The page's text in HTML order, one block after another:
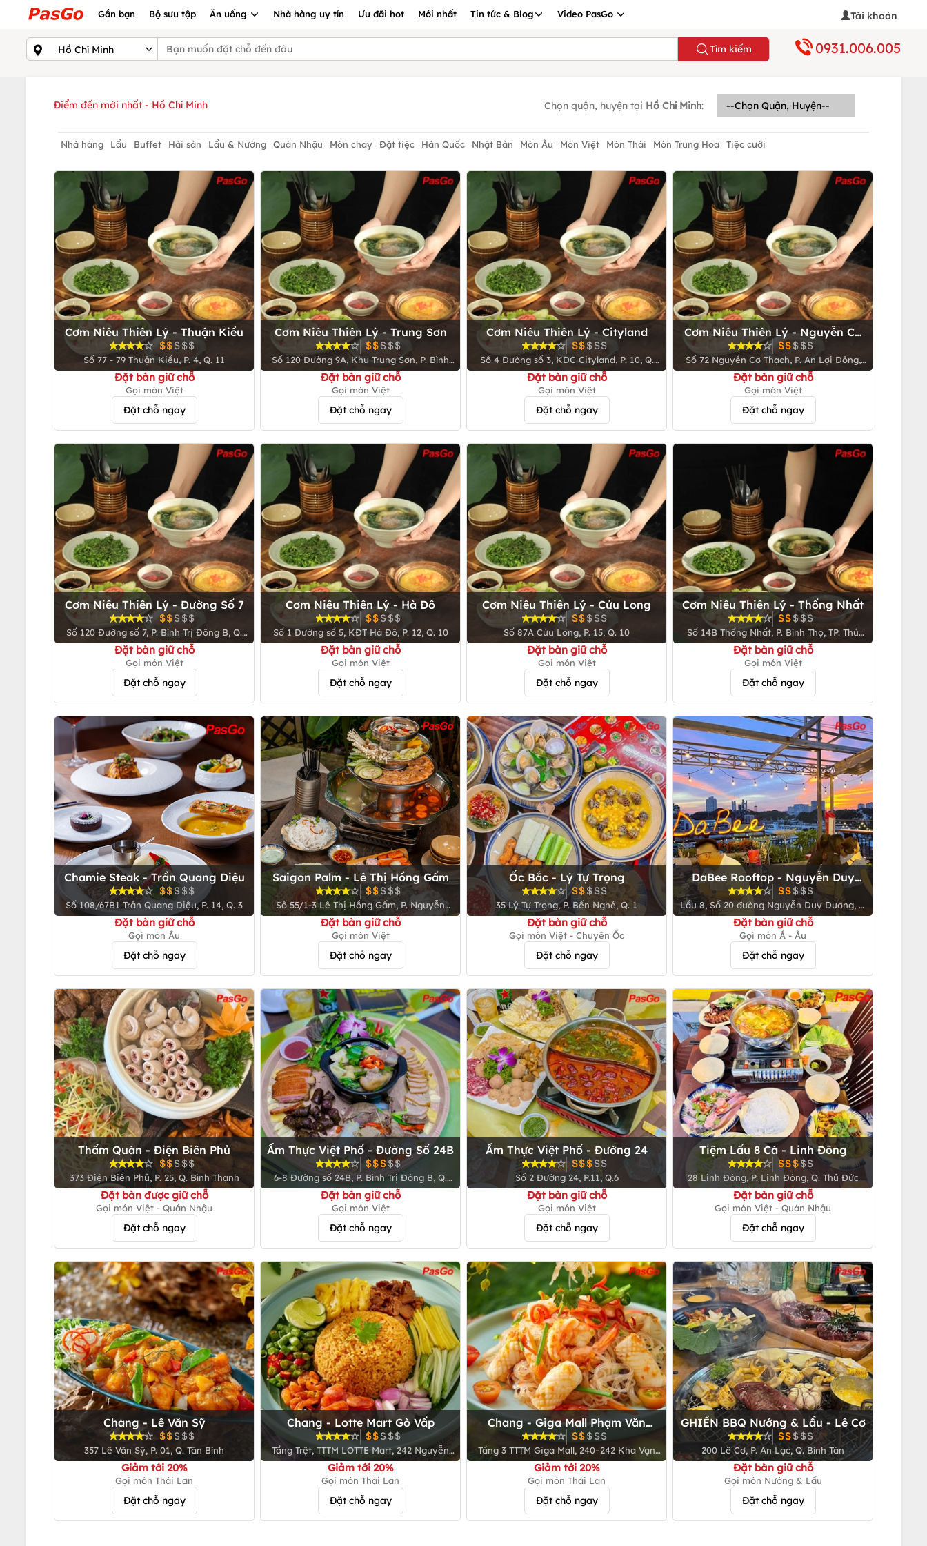
Gần bạn Bộ sưu tập Ăn uống Nhà hàng uy tín Ưu đãi hot Mới nhất Tin tức & Blog Video PasGo Tài khoản
Tìm kiếm 0931.006.005
Điểm đến mới nhất - Hồ Chí Minh Chọn quận, huyện tại Hồ Chí Minh:
Nhà hàng Lẩu Buffet Hải sản Lẩu & Nướng Quán Nhậu Món chay Đặt tiệc Hàn Quốc Nhật Bản Món Âu Món Việt Món Thái Món Trung Hoa Tiệc cưới
Cơm Niêu Thiên Lý - Thuận Kiều
Số 77 - 79 Thuận Kiều, P. 4, Q. 11
Đặt bàn giữ chỗ
Gọi món Việt
Đặt chỗ ngay
Cơm Niêu Thiên Lý - Trung Sơn
Số 120 Đường 9A, Khu Trung Sơn, P. Bình
Hưng, H. Bình Chánh
Đặt bàn giữ chỗ
Gọi món Việt
Đặt chỗ ngay
Cơm Niêu Thiên Lý - Cityland
Số 4 Đường số 3, KDC Cityland, P. 10, Q.
Gò Vấp
Đặt bàn giữ chỗ
Gọi món Việt
Đặt chỗ ngay
Cơm Niêu Thiên Lý - Nguyễn Cơ
Thạch
Số 72 Nguyễn Cơ Thạch, P. An Lợi Đông,
TP. Thủ Đức
Đặt bàn giữ chỗ
Gọi món Việt
Đặt chỗ ngay
Cơm Niêu Thiên Lý - Đường Số 7
Số 120 Đường số 7, P. Bình Trị Đông B, Q.
Bình Tân
Đặt bàn giữ chỗ
Gọi món Việt
Đặt chỗ ngay
Cơm Niêu Thiên Lý - Hà Đô
Số 1 Đường số 5, KĐT Hà Đô, P. 12, Q. 10
Đặt bàn giữ chỗ
Gọi món Việt
Đặt chỗ ngay
Cơm Niêu Thiên Lý - Cửu Long
Số 87A Cửu Long, P. 15, Q. 10
Đặt bàn giữ chỗ
Gọi món Việt
Đặt chỗ ngay
Cơm Niêu Thiên Lý - Thống Nhất
Số 14B Thống Nhất, P. Bình Thọ, TP. Thủ
Đức
Đặt bàn giữ chỗ
Gọi món Việt
Đặt chỗ ngay
Chamie Steak - Trần Quang Diệu
Số 108/67B1 Trần Quang Diệu, P. 14, Q. 3
Đặt bàn giữ chỗ
Gọi món Âu
Đặt chỗ ngay
Saigon Palm - Lê Thị Hồng Gấm
Số 55/1-3 Lê Thị Hồng Gấm, P. Nguyễn
Thái Bình, Q.1
Đặt bàn giữ chỗ
Gọi món Việt
Đặt chỗ ngay
Ốc Bắc - Lý Tự Trọng
35 Lý Tự Trọng, P. Bến Nghé, Q. 1
Đặt bàn giữ chỗ
Gọi món Việt - Chuyên Ốc
Đặt chỗ ngay
DaBee Rooftop - Nguyễn Duy
Dương
Lầu 8, Số 20 đường Nguyễn Duy Dương, P.
8, Q. 5
Đặt bàn giữ chỗ
Gọi món Á - Âu
Đặt chỗ ngay
Thẩm Quán - Điện Biên Phủ
373 Điện Biên Phủ, P. 25, Q. Bình Thạnh
Đặt bàn được giữ chỗ
Gọi món Việt - Quán Nhậu
Đặt chỗ ngay
Ẩm Thực Việt Phố - Đường Số 24B
6-8 Đường số 24B, P. Bình Trị Đông B, Q.
Bình Tân
Đặt bàn giữ chỗ
Gọi món Việt
Đặt chỗ ngay
Ẩm Thực Việt Phố - Đường 24
Số 2 Đường 24, P.11, Q.6
Đặt bàn giữ chỗ
Gọi món Việt
Đặt chỗ ngay
Tiệm Lẩu 8 Cá - Linh Đông
28 Linh Đông, P. Linh Đông, Q. Thủ Đức
Đặt bàn giữ chỗ
Gọi món Việt - Quán Nhậu
Đặt chỗ ngay
Chang - Lê Văn Sỹ
357 Lê Văn Sỹ, P. 01, Q. Tân Bình
Giảm tới 20%
Gọi món Thái Lan
Đặt chỗ ngay
Chang - Lotte Mart Gò Vấp
Tầng Trệt, TTTM LOTTE Mart, 242 Nguyễn
Văn Lượng, P. 10, Q. Gò Vấp
Giảm tới 20%
Gọi món Thái Lan
Đặt chỗ ngay
Chang - Giga Mall Phạm Văn
Đồng
Tầng 3 TTTM Giga Mall, 240–242 Kha Vạn
Cân, P. Hiệp Bình Chánh, Q. Thủ Đức
Giảm tới 20%
Gọi món Thái Lan
Đặt chỗ ngay
GHIỀN BBQ Nướng & Lẩu - Lê Cơ
200 Lê Cơ, P. An Lạc, Q. Bình Tân
Đặt bàn giữ chỗ
Gọi món Nướng & Lẩu
Đặt chỗ ngay